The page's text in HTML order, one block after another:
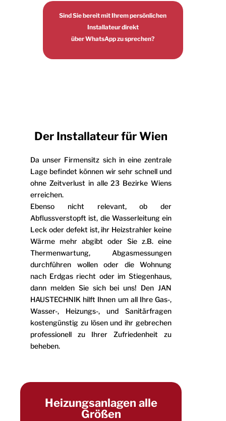
Sind Sie bereit mit Ihrem persönlichen
Installateur direkt
über WhatsApp zu sprechen?
Der Installateur für Wien
Da unser Firmensitz sich in eine zentrale
Lage befindet können wir sehr schnell und
ohne Zeitverlust in alle 23 Bezirke Wiens
erreichen.
Ebenso nicht relevant, ob der
Abflussverstopft ist, die Wasserleitung ein
Leck oder defekt ist, ihr Heizstrahler keine
Wärme mehr abgibt oder Sie z.B. eine
Thermenwartung, Abgasmessungen
durchführen wollen oder die Wohnung
nach Erdgas riecht oder im Stiegenhaus,
dann melden Sie sich bei uns! Den JAN
HAUSTECHNIK hilft Ihnen um all Ihre Gas-,
Wasser-, Heizungs-, und Sanitärfragen
kostengünstig zu lösen und ihr gebrechen
professionell zu Ihrer Zufriedenheit zu
beheben.
Heizungsanlagen alle
Größen